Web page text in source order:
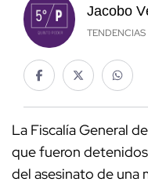
Jacobo
TENDENCIAS
La Fiscalía General
que fueron
del asesinato de una